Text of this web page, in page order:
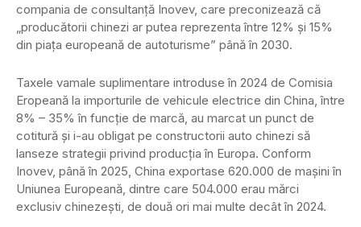
compania de consultanță Inovev, care preconizează că
„producătorii chinezi ar putea reprezenta între 12% și 15%
din piața europeană de autoturisme” până în 2030.
Taxele vamale suplimentare introduse în 2024 de Comisia
Eropeană la importurile de vehicule electrice din China, între
8% – 35% în funcție de marcă, au marcat un punct de
cotitură și i-au obligat pe constructorii auto chinezi să
lanseze strategii privind producția în Europa. Conform
Inovev, până în 2025, China exportase 620.000 de mașini în
Uniunea Europeană, dintre care 504.000 erau mărci
exclusiv chinezești, de două ori mai multe decât în ​​2024.